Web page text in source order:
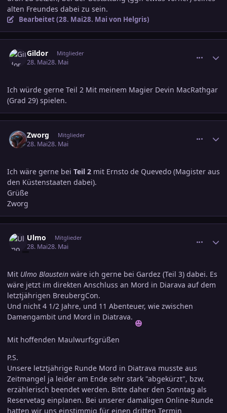
alten Freundes dabei zu sein.
Bearbeitet (28. Mai28. Mai von Helgris)
Gildor Mitglieder
28. Mai28. Mai
Ich würde gerne Teil 2 Mit meinem Magier Devin MacRathgar
(Grad 29) spielen.
Zworg Mitglieder
28. Mai28. Mai
Ich wäre gerne bei Teil 2 mit Ernsto de Quevedo (Magister aus
den Küstenstaaten dabei).
Grüße
Zworg
Ulmo Mitglieder
28. Mai28. Mai
Mit Ulmo Blaustein wäre ich gerne bei Gardez (Teil 3) dabei. Es
wäre jetzt im direkten Anschluss an Mord in Diarava auf dem
letztjährigen BreubergCon.
Und nicht 4 1/2 Jahre, und 11 Abenteuer, wie zwischen
Damengambit und Mord in Diatrava.
Mit hoffenden Maulwurfsgrüßen
P.S.
Unsere letztjährige Runde Mord in Diatrava musste aus
Zeitmangel ja leider am Ende sehr stark "abgekürzt", bzw.
erzählerisch beendet werden. Bitte daher den Sonntag als
Reservetag einplanen. Bei unserer damaligen Online-Runde
hatten wir uns einstimmig für einen dritten Termin